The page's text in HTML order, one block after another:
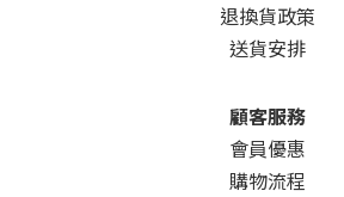
退換貨政策
送貨安排
顧客服務
會員優惠
購物流程